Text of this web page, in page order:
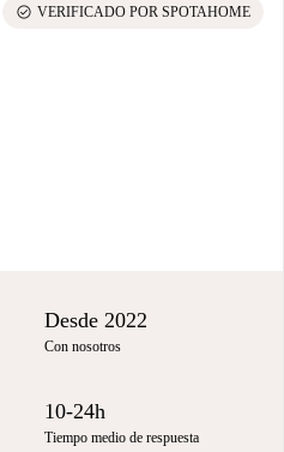
check_circle VERIFICADO POR SPOTAHOME
Desde 2022
Con nosotros
10-24h
Tiempo medio de respuesta